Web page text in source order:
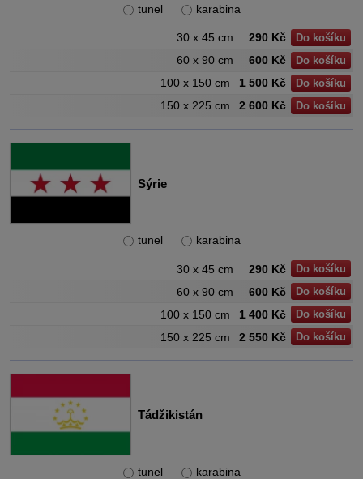
tunel karabina
30 x 45 cm 290 Kč Do košíku
60 x 90 cm 600 Kč Do košíku
100 x 150 cm 1 500 Kč Do košíku
150 x 225 cm 2 600 Kč Do košíku
Sýrie
tunel karabina
30 x 45 cm 290 Kč Do košíku
60 x 90 cm 600 Kč Do košíku
100 x 150 cm 1 400 Kč Do košíku
150 x 225 cm 2 550 Kč Do košíku
Tádžikistán
tunel karabina